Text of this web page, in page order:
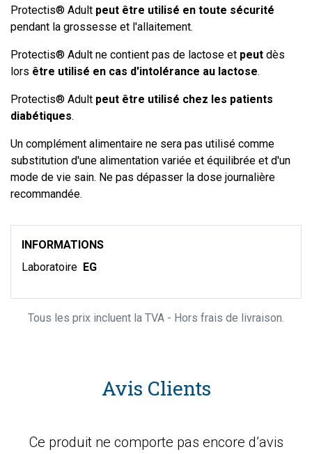
Protectis® Adult peut être utilisé en toute sécurité
pendant la grossesse et l'allaitement.
Protectis® Adult ne contient pas de lactose et peut dès
lors être utilisé en cas d'intolérance au lactose.
Protectis® Adult peut être utilisé chez les patients
diabétiques.
Un complément alimentaire ne sera pas utilisé comme
substitution d'une alimentation variée et équilibrée et d'un
mode de vie sain. Ne pas dépasser la dose journalière
recommandée.
INFORMATIONS
Laboratoire EG
Tous les prix incluent la TVA - Hors frais de livraison.
Avis Clients
Ce produit ne comporte pas encore d’avis